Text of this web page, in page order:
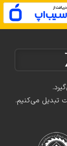
تبدیل می‌کنیم.